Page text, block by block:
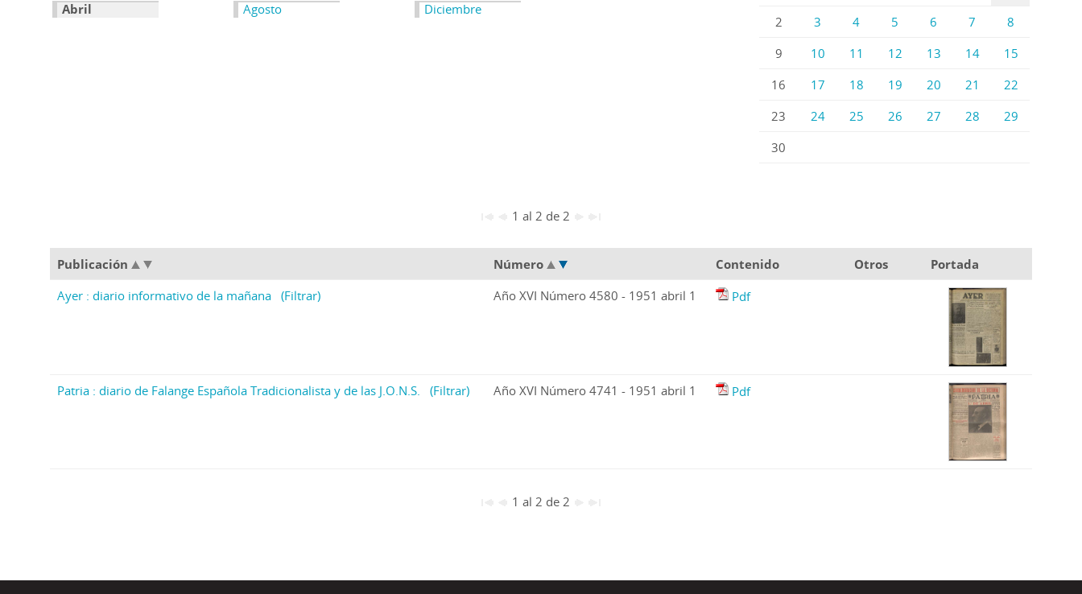
Abril
Agosto
Diciembre
2
3 4 5 6 7
8
9
10 11 12 13 14
15
16
17 18 19 20 21
22
23
24 25 26 27 28
29
30
1 al 2 de 2
Publicación Número Contenido Otros
Portada
Ayer : diario informativo de la mañana (Filtrar) Año XVI Número 4580 - 1951 abril 1 Pdf
Patria : diario de Falange Española Tradicionalista y de las J.O.N.S. (Filtrar) Año XVI Número 4741 - 1951 abril 1 Pdf
1 al 2 de 2